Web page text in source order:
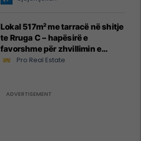
Lokal 517m² me tarracë në shitje
te Rruga C – hapësirë e
favorshme për zhvillimin e
biznesit #15796
Pro Real Estate